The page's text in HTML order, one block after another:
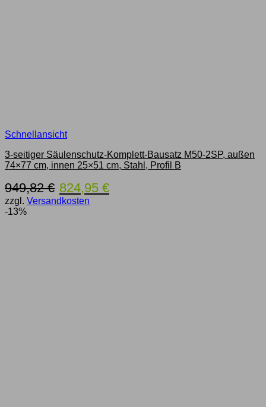
Schnellansicht
3-seitiger Säulenschutz-Komplett-Bausatz M50-2SP, außen
74×77 cm, innen 25×51 cm, Stahl, Profil B
949,82€ Ursprünglicher
Preis
war:
824,95 €Aktueller
Preis
zzgl. Versandkosten
-13%